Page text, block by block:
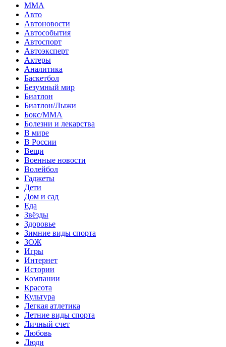
MMA
Авто
Автоновости
Автособытия
Автоспорт
Автоэксперт
Актеры
Аналитика
Баскетбол
Безумный мир
Биатлон
Биатлон/Лыжи
Бокс/MMA
Болезни и лекарства
В мире
В России
Вещи
Военные новости
Волейбол
Гаджеты
Дети
Дом и сад
Еда
Звёзды
Здоровье
Зимние виды спорта
ЗОЖ
Игры
Интернет
Истории
Компании
Красота
Культура
Легкая атлетика
Летние виды спорта
Личный счет
Любовь
Люди